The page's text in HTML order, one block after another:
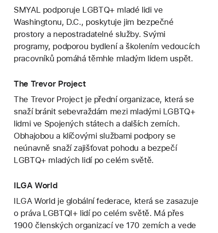
SMYAL podporuje LGBTQ+ mladé lidi ve
Washingtonu, D.C., poskytuje jim bezpečné
prostory a nepostradatelné služby. Svými
programy, podporou bydlení a školením vedoucích
pracovníků pomáhá těmhle mladým lidem uspět.
The Trevor Project
The Trevor Project je přední organizace, která se
snaží bránit sebevraždám mezi mladými LGBTQ+
lidmi ve Spojených státech a dalších zemích.
Obhajobou a klíčovými službami podpory se
neúnavně snaží zajišťovat pohodu a bezpečí
LGBTQ+ mladých lidí po celém světě.
ILGA World
ILGA World je globální federace, která se zasazuje
o práva LGBTQI+ lidí po celém světě. Má přes
1900 členských organizací ve 170 zemích a vede